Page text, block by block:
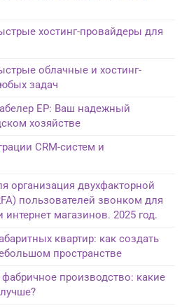
хостинг-провайдеры для
облачные и хостинг-
задач
EP: Ваш надежный
хозяйстве
CRM-систем и
организация двухфакторной
пользователей звонком для
магазинов. 2025 год.
квартир: как создать
пространстве
производство: какие